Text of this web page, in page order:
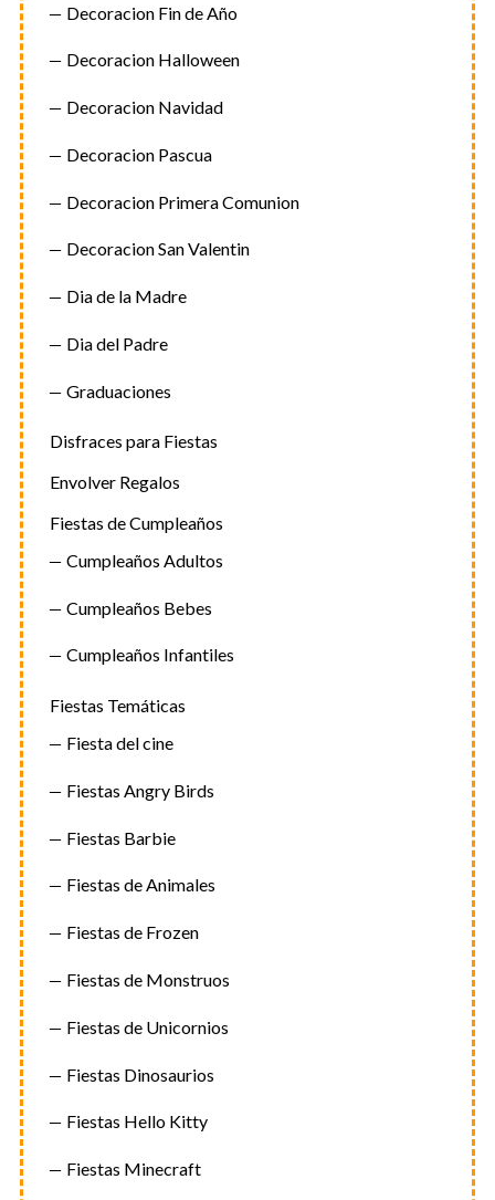
e
e
n
t
r
a
d
a
s
Decoracion Fin de Año
Decoracion Halloween
Decoracion Navidad
Decoracion Pascua
Decoracion Primera Comunion
Decoracion San Valentin
Dia de la Madre
Dia del Padre
Graduaciones
Disfraces para Fiestas
Envolver Regalos
Fiestas de Cumpleaños
Cumpleaños Adultos
Cumpleaños Bebes
Cumpleaños Infantiles
Fiestas Temáticas
Fiesta del cine
Fiestas Angry Birds
Fiestas Barbie
Fiestas de Animales
Fiestas de Frozen
Fiestas de Monstruos
Fiestas de Unicornios
Fiestas Dinosaurios
Fiestas Hello Kitty
Fiestas Minecraft